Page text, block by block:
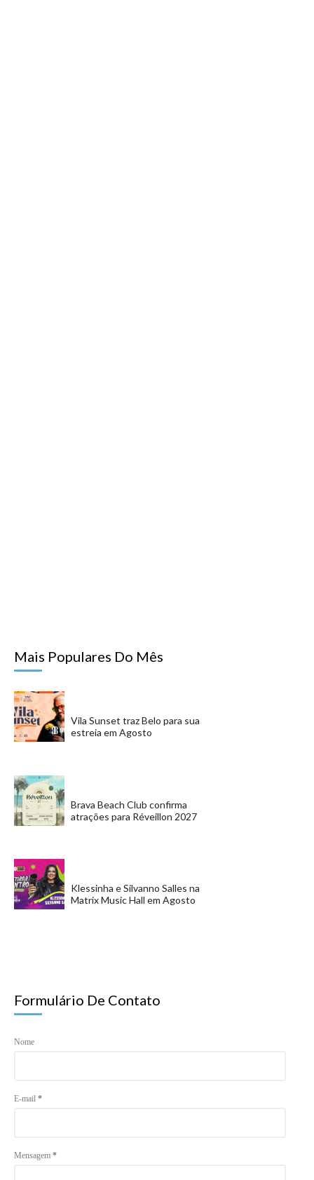
Mais Populares Do Mês
Vila Sunset traz Belo para sua
estreia em Agosto
Brava Beach Club confirma
atrações para Réveillon 2027
Klessinha e Silvanno Salles na
Matrix Music Hall em Agosto
Formulário De Contato
Nome
E-mail *
Mensagem *